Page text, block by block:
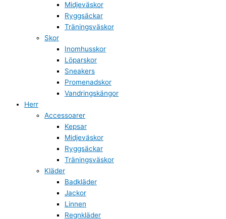
Midjeväskor
Ryggsäckar
Träningsväskor
Skor
Inomhusskor
Löparskor
Sneakers
Promenadskor
Vandringskängor
Herr
Accessoarer
Kepsar
Midjeväskor
Ryggsäckar
Träningsväskor
Kläder
Badkläder
Jackor
Linnen
Regnkläder